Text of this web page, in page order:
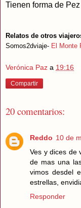
Tienen forma de
Relatos de otros
Somos2dviaje- El Monte
Verónica Paz a 19:16
Compartir
20 comentarios:
Reddo 10 de
Ves y dices de
de mas una
vimos desdel
estrellas,
Responder